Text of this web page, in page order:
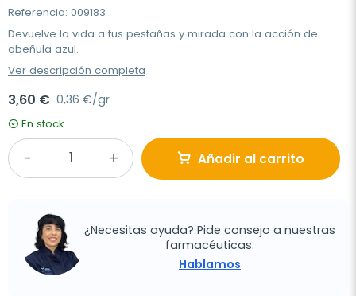
Referencia: 009183
Devuelve la vida a tus pestañas y mirada con la acción de
abeñula azul.
Ver descripción completa
3,60 € 0,36 €/gr
En stock
Añadir al carrito
¿Necesitas ayuda? Pide consejo a nuestras
farmacéuticas.
Hablamos